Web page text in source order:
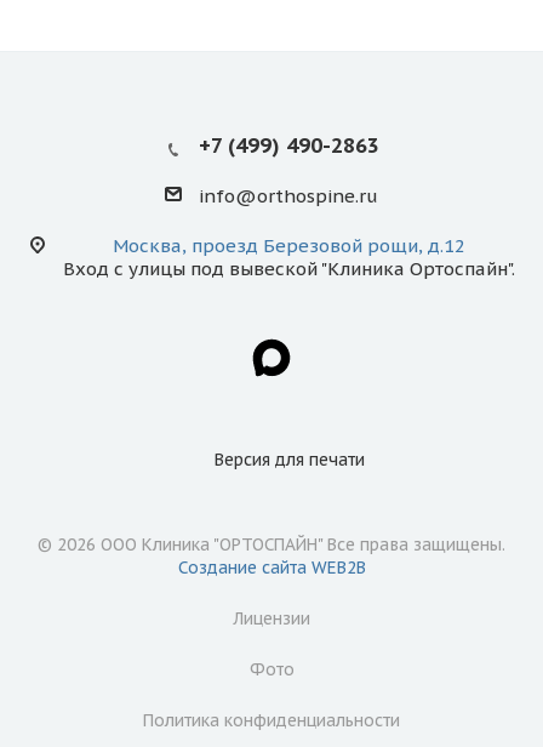
+7 (499) 490-2863
info@orthospine.ru
Москва, проезд Березовой рощи, д.12
Вход с улицы под вывеской "Клиника Ортоспайн".
Версия для печати
© 2026 ООО Клиника "ОРТОСПАЙН" Все права защищены.
Создание сайта WEB2B
Лицензии
Фото
Политика конфиденциальности